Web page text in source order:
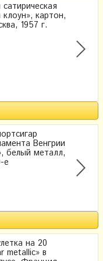
картон,
1957 г.
Венгрии
белый металл,
е
на 20
metallic» в